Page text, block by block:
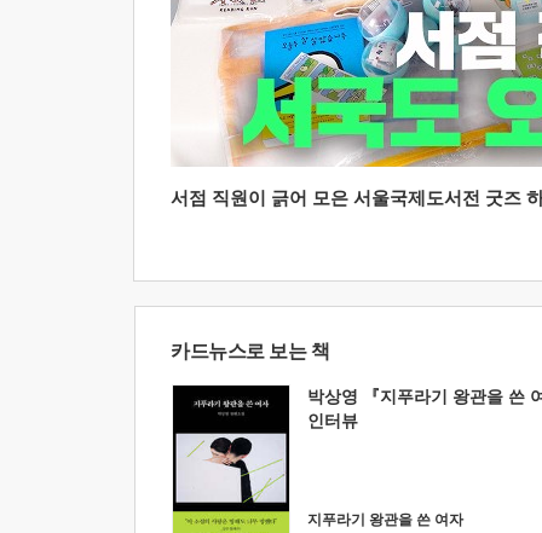
서점 직원이 긁어 모은 서울국제도서전 굿즈
카드뉴스로 보는 책
박상영 『지푸라기 왕관을 쓴
인터뷰
지푸라기 왕관을 쓴 여자